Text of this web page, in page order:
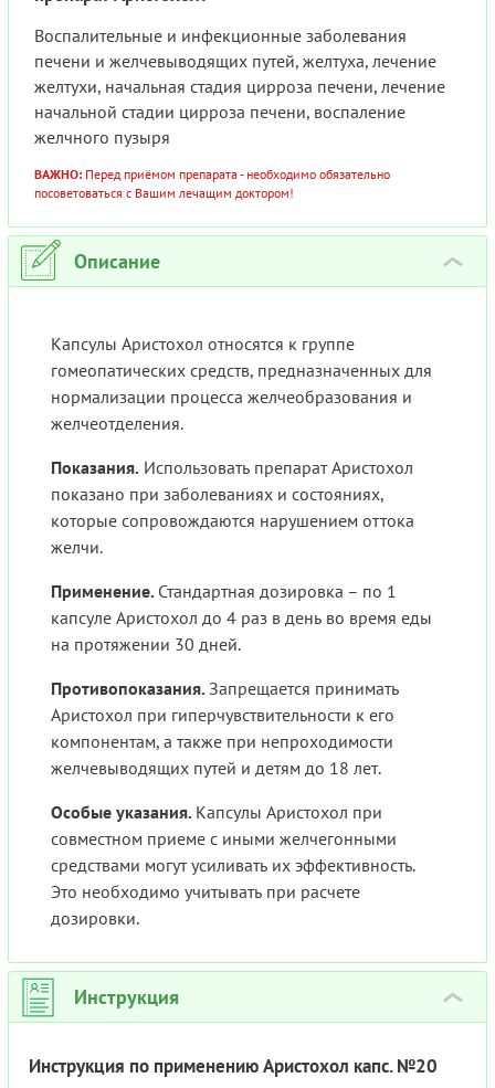
Воспалительные и инфекционные заболевания
печени и желчевыводящих путей, желтуха, лечение
желтухи, начальная стадия цирроза печени, лечение
начальной стадии цирроза печени, воспаление
желчного пузыря
ВАЖНО: Перед приёмом препарата - необходимо обязательно
посоветоваться с Вашим лечащим доктором!
Описание ›
Капсулы Аристохол относятся к группе
гомеопатических средств, предназначенных для
нормализации процесса желчеобразования и
желчеотделения.
Показания. Использовать препарат Аристохол
показано при заболеваниях и состояниях,
которые сопровождаются нарушением оттока
желчи.
Применение. Стандартная дозировка – по 1
капсуле Аристохол до 4 раз в день во время еды
на протяжении 30 дней.
Противопоказания. Запрещается принимать
Аристохол при гиперчувствительности к его
компонентам, а также при непроходимости
желчевыводящих путей и детям до 18 лет.
Особые указания. Капсулы Аристохол при
совместном приеме с иными желчегонными
средствами могут усиливать их эффективность.
Это необходимо учитывать при расчете
дозировки.
Инструкция ›
Инструкция по применению Аристохол капс. №20